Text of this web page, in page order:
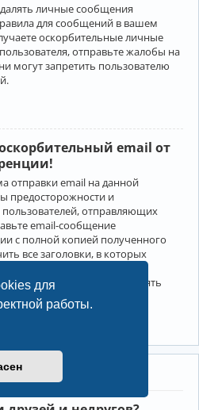
для
работы.
личные сообщения
для сообщений в вашем
оскорбительные личные
отправьте жалобы на
могут запретить пользователю
email от
отправки email на данной
предосторожности и
отправляющих
email-сообщение
с полной копией полученного
все заголовки, в которых
сможет в этом случае принять